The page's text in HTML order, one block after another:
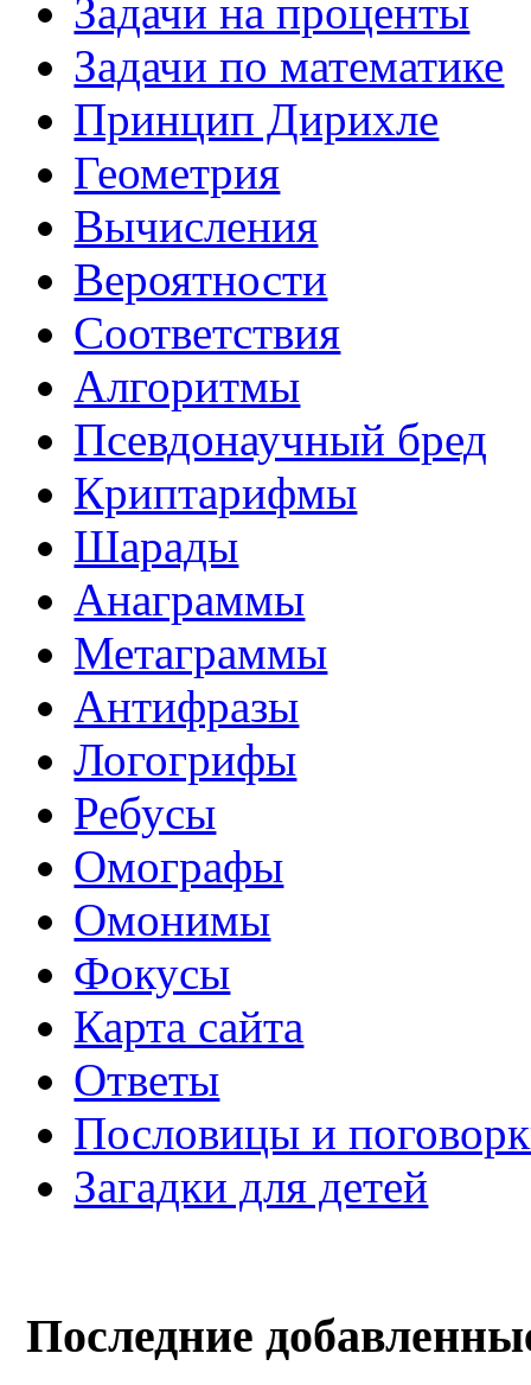
Задачи на проценты
Задачи по математике
Принцип Дирихле
Геометрия
Вычисления
Вероятности
Соответствия
Алгоритмы
Псевдонаучный бред
Криптарифмы
Шарады
Анаграммы
Метаграммы
Антифразы
Логогрифы
Ребусы
Омографы
Омонимы
Фокусы
Карта сайта
Ответы
Пословицы и
Загадки для детей
Последние